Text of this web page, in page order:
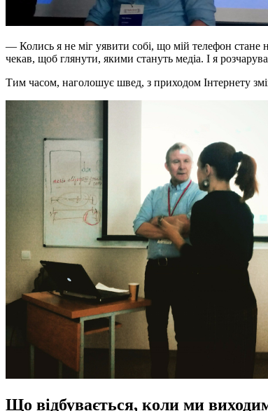
― Колись я не міг уявити собі, що мій телефон
чекав, щоб глянути, якими стануть медіа. І я
Тим часом, наголошує швед, з приходом Інтернету
Що відбувається, коли ми